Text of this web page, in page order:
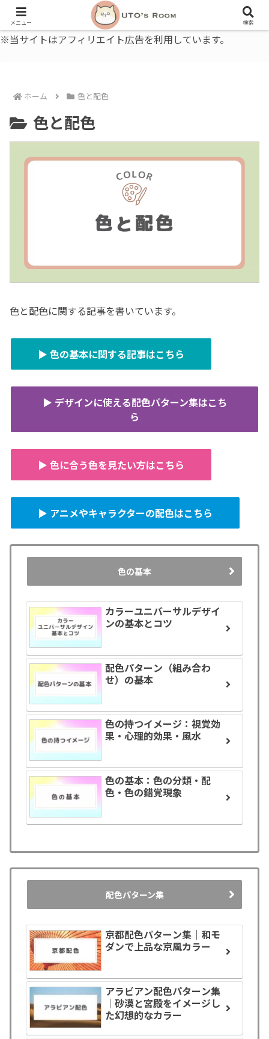
うとの部屋｜毎日に、ちょっと役立つ色と暮らし、健康のこと。
※当サイトはアフィリエイト広告を利用しています。
ホーム 色と配色
色と配色
色と配色に関する記事を書いています。
▶ 色の基本に関する記事はこちら
▶ デザインに使える配色パターン集はこち
ら
▶ 色に合う色を見たい方はこちら
▶ アニメやキャラクターの配色はこちら
色の基本
カラーユニバーサルデザイ
ンの基本とコツ
配色パターン（組み合わ
せ）の基本
色の持つイメージ：視覚効
果・心理的効果・風水
色の基本：色の分類・配
色・色の錯覚現象
配色パターン集
京都配色パターン集｜和モ
ダンで上品な京風カラー
アラビアン配色パターン集
｜砂漠と宮殿をイメージし
た幻想的なカラー
メニュー 検索